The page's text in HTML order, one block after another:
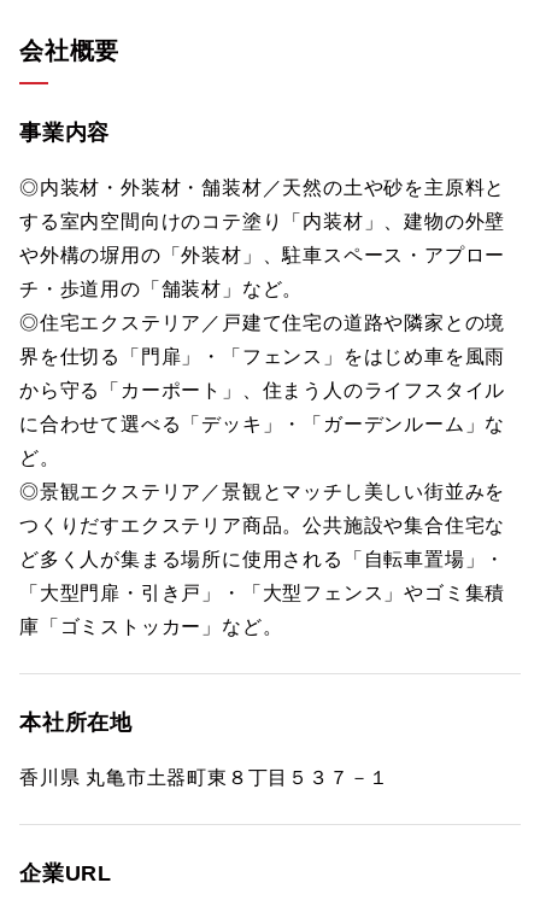
会社概要
事業内容
◎内装材・外装材・舗装材／天然の土や砂を主原料と
する室内空間向けのコテ塗り「内装材」、建物の外壁
や外構の塀用の「外装材」、駐車スペース・アプロー
チ・歩道用の「舗装材」など。
◎住宅エクステリア／戸建て住宅の道路や隣家との境
界を仕切る「門扉」・「フェンス」をはじめ車を風雨
から守る「カーポート」、住まう人のライフスタイル
に合わせて選べる「デッキ」・「ガーデンルーム」な
ど。
◎景観エクステリア／景観とマッチし美しい街並みを
つくりだすエクステリア商品。公共施設や集合住宅な
ど多く人が集まる場所に使用される「自転車置場」・
「大型門扉・引き戸」・「大型フェンス」やゴミ集積
庫「ゴミストッカー」など。
本社所在地
香川県 丸亀市土器町東８丁目５３７－１
企業URL